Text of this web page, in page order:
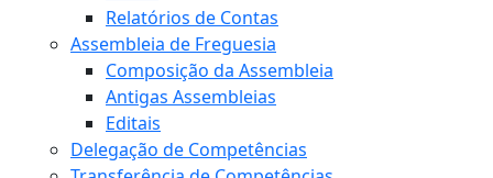
Relatórios de Contas
Assembleia de Freguesia
Composição da Assembleia
Antigas Assembleias
Editais
Delegação de Competências